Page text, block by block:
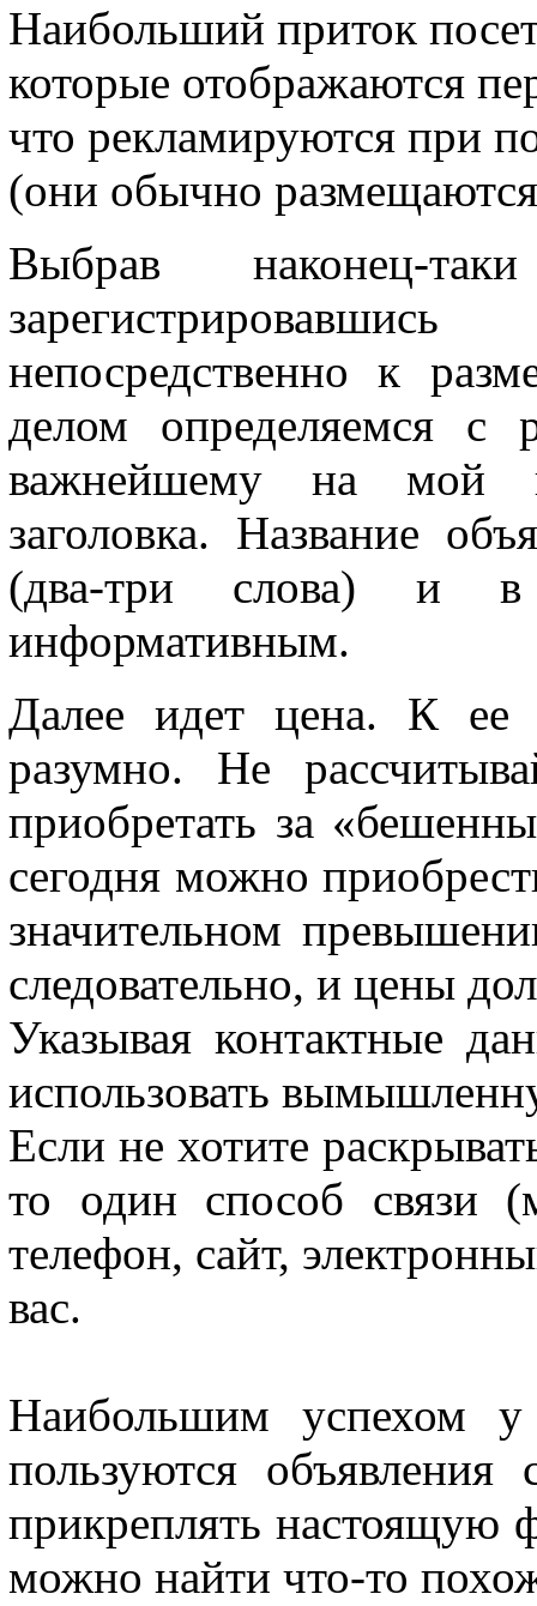
Наибольший приток
которые отображаются
что рекламируются при
(они обычно
Выбрав наконец-
непосредственно к
делом определяемся с
важнейшему на мой
заголовка. Название
(два-три слова) и
информативным.
Далее идет цена. К ее
разумно. Не
приобретать за
сегодня можно
значительном
следовательно, и цены
Указывая контактные
использовать
Если не хотите
то один способ связи
телефон, сайт,
вас.
Наибольшим успехом у
пользуются объявления
прикреплять настоящую
можно найти что-то